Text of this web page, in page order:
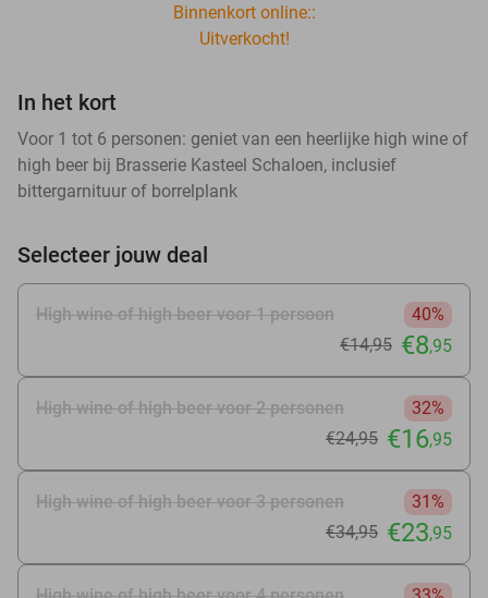
Binnenkort online::
Uitverkocht!
In het kort
Voor 1 tot 6 personen: geniet van een heerlijke high wine of
high beer bij Brasserie Kasteel Schaloen, inclusief
bittergarnituur of borrelplank
Selecteer jouw deal
High wine of high beer voor 1 persoon
40%
€14,95 €8,95
High wine of high beer voor 2 personen
32%
€24,95 €16,95
High wine of high beer voor 3 personen
31%
€34,95 €23,95